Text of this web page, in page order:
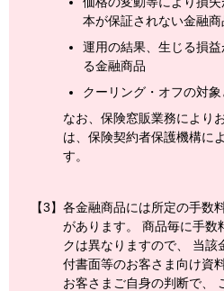
本が保証されない金融商
運用の結果、生じる損
る金融商品
クーリング・オフの対
なお、保険窓販業務により
は、保険契約者保護機構に
す。
【3】 各金融商品には所定の手数
があります。 商品毎に手数
クは異なりますので、 当該
付書面等のお客さま向け資
お客さまご自身の判断で、